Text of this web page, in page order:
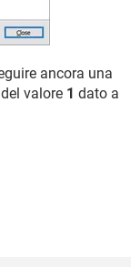
ancora una
valore 1 dato a